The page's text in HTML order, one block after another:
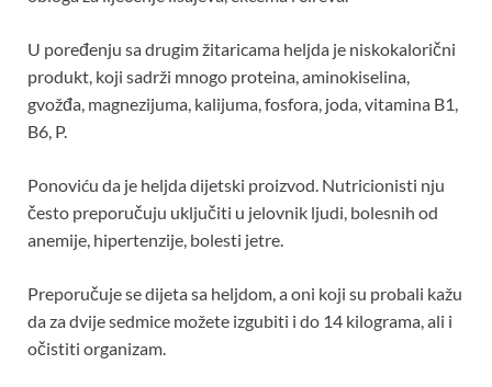
U poređenju sa drugim žitaricama heljda je niskokalorični
produkt, koji sadrži mnogo proteina, aminokiselina,
gvožđa, magnezijuma, kalijuma, fosfora, joda, vitamina B1,
B6, P.
Ponoviću da je heljda dijetski proizvod. Nutricionisti nju
često preporučuju uključiti u jelovnik ljudi, bolesnih od
anemije, hipertenzije, bolesti jetre.
Preporučuje se dijeta sa heljdom, a oni koji su probali kažu
da za dvije sedmice možete izgubiti i do 14 kilograma, ali i
očistiti organizam.